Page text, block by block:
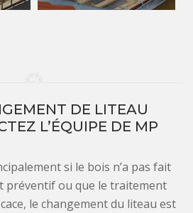
DE LITEAU
L’ÉQUIPE DE MP
si le bois n’a pas fait
préventif ou que le traitement
le changement du liteau est